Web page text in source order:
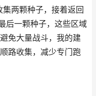
两颗种子，接着返回
后一颗种子，这些区域
免大量战斗，我的建
路收集，减少专门跑